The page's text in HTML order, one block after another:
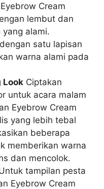
Cream
lembut dan
alami.
satu lapisan
warna alami pada
Look Ciptakan
untuk acara malam
Eyebrow Cream
yang lebih tebal
beberapa
memberikan warna
dan mencolok.
tampilan pesta
Eyebrow Cream